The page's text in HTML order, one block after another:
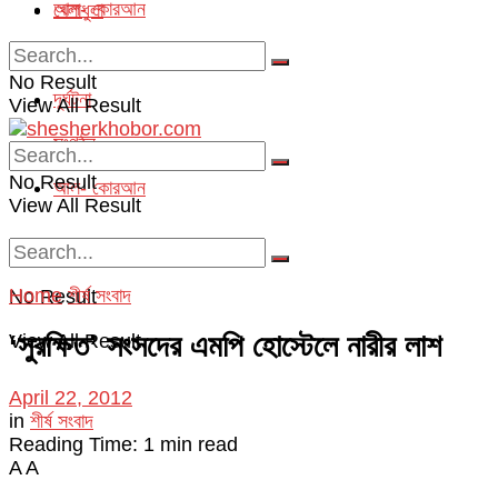
খেলাধুলা
অপরাধ
দূর্ঘটনা
সংগঠন
আল- কোরআন
No Result
View All Result
আল- কোরআন
No Result
View All Result
No Result
View All Result
Home শীর্ষ সংবাদ
‘সুরক্ষিত’ সংসদের এমপি হোস্টেলে নারীর লাশ
April 22, 2012
in শীর্ষ সংবাদ
Reading Time: 1 min read
A A